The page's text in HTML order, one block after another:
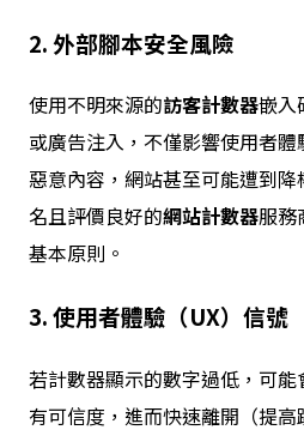
2. 外部腳本安全風險
使用不明來源的訪客計數器嵌入
或廣告注入，不僅影響使用者
惡意內容，網站甚至可能遭到
名且評價良好的網站計數器服務
基本原則。
3. 使用者體驗（UX）信號
若計數器顯示的數字過低，可
有可信度，進而快速離開（提